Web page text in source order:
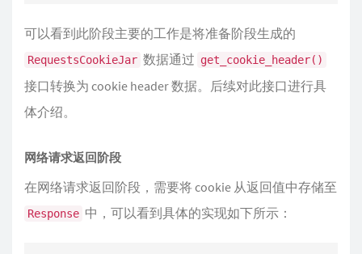
可以看到此阶段主要的工作是将准备阶段生成的
RequestsCookieJar 数据通过 get_cookie_header()
接口转换为 cookie header 数据。后续对此接口进行具
体介绍。
网络请求返回阶段
在网络请求返回阶段，需要将 cookie 从返回值中存储至
Response 中，可以看到具体的实现如下所示：